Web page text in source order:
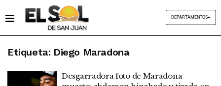
DEPARTAMENTOS
Etiqueta: Diego Maradona
Desgarradora foto de Maradona